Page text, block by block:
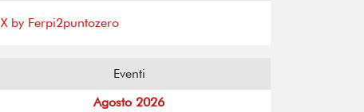
X by Ferpi2puntozero
Eventi
Agosto 2026